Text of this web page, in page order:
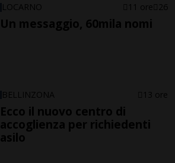
LOCARNO 11 ore 26
Un messaggio, 60mila nomi
BELLINZONA 13 ore
Ecco il nuovo centro di
accoglienza per richiedenti
asilo